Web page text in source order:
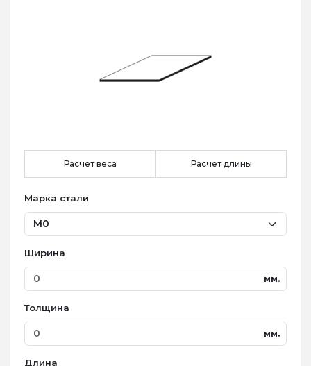
Расчет веса Расчет длины
Марка стали
Ширина
мм.
Толщина
мм.
Длина